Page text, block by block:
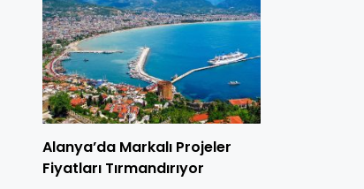
Alanya’da Markalı Projeler
Fiyatları Tırmandırıyor